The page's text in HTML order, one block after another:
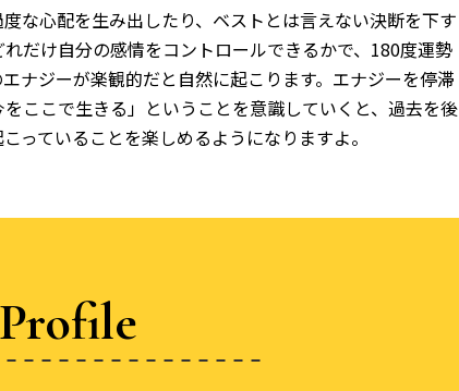
な心配を生み出したり、ベストとは言えない決断を下す
だけ自分の感情をコントロールできるかで、180度運勢
ナジーが楽観的だと自然に起こります。エナジーを停滞
ここで生きる」ということを意識していくと、過去を後
っていることを楽しめるようになりますよ。
Profile